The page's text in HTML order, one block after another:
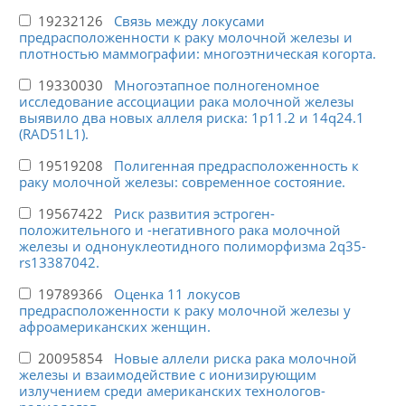
19232126 Связь между локусами
предрасположенности к раку молочной железы и
плотностью маммографии: многоэтническая когорта.
19330030 Многоэтапное полногеномное
исследование ассоциации рака молочной железы
выявило два новых аллеля риска: 1p11.2 и 14q24.1
(RAD51L1).
19519208 Полигенная предрасположенность к
раку молочной железы: современное состояние.
19567422 Риск развития эстроген-
положительного и -негативного рака молочной
железы и однонуклеотидного полиморфизма 2q35-
rs13387042.
19789366 Оценка 11 локусов
предрасположенности к раку молочной железы у
афроамериканских женщин.
20095854 Новые аллели риска рака молочной
железы и взаимодействие с ионизирующим
излучением среди американских технологов-